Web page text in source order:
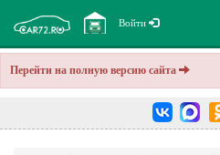
Перейти на полную версию сайта
Войти